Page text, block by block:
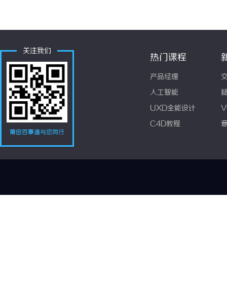
关注我们
莆田百事通与您同行
热门课程
产品经理
人工智能
UXD全能设计
C4D教程